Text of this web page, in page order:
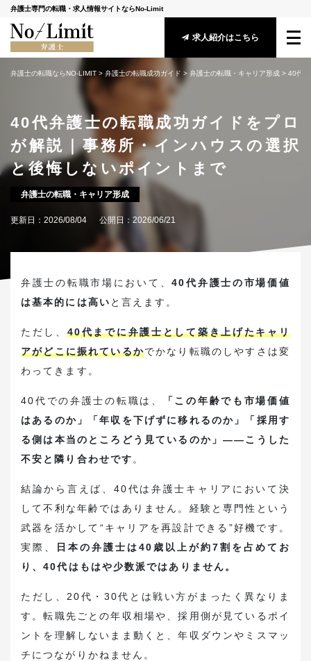
弁護士専門の転職・求人情報サイトならNo-Limit
求人紹介はこちら
転職成功ガイド
求人情報
アドバイザー紹介
守秘義務に関する基本方針
メールマガジン登録
弁護士・法務の採用希望はこちら
弁護士の転職ならNO-LIMIT > 弁護士の転職成功ガイド > 弁護士の転職・キャリア形成 > 40代
40代弁護士の転職成功ガイドをプロ
が解説｜事務所・インハウスの選択
と後悔しないポイントまで
弁護士の転職・キャリア形成
更新日： 2026/08/04 公開日： 2026/06/21
弁護士の転職市場において、40代弁護士の市場価値
は基本的には高い と言えます。
ただし、 40代までに弁護士として築き上げたキャリ
アがどこに振れているかでかなり転職のしやすさは変
わってきます。
40代での弁護士の転職は、
「この年齢でも市場価値
はあるのか」「年収を下げずに移れるのか」「採用す
る側は本当のところどう見ているのか」——こうした
不安と隣り合わせです 。
結論から言えば、40代は弁護士キャリアにおいて決
して不利な年齢ではありません。経験と専門性という
武器を活かして“キャリアを再設計できる”好機です。
実際、
日本の弁護士は40歳以上が約7割を占めてお
り、40代はもはや少数派ではありません。
ただし、20代・30代とは戦い方がまったく異なりま
す。転職先ごとの年収相場や、採用側が見ているポイ
ントを理解しないまま動くと、年収ダウンやミスマッ
チにつながりかねません。